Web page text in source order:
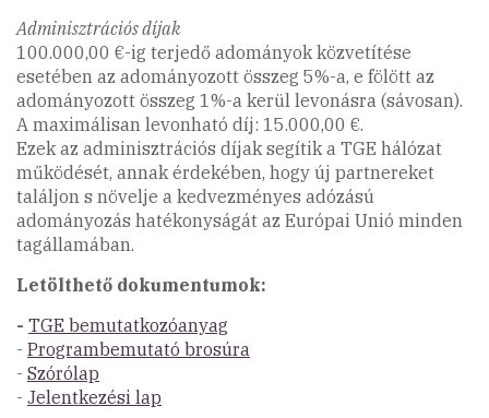
Adminisztrációs díjak
100.000,00 €-ig terjedő adományok közvetítése
esetében az adományozott összeg 5%-a, e fölött az
adományozott összeg 1%-a kerül levonásra (sávosan).
A maximálisan levonható díj: 15.000,00 €.
Ezek az adminisztrációs díjak segítik a TGE hálózat
működését, annak érdekében, hogy új partnereket
találjon s növelje a kedvezményes adózású
adományozás hatékonyságát az Európai Unió minden
tagállamában.
Letölthető dokumentumok:
- TGE bemutatkozóanyag
- Programbemutató brosúra
- Szórólap
- Jelentkezési lap